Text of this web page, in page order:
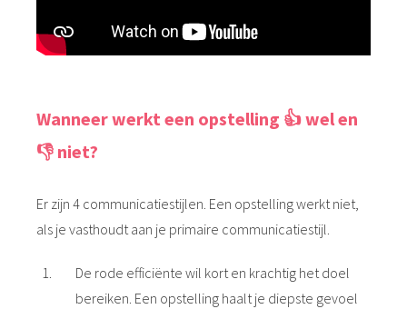
Wanneer werkt een opstelling 👍 wel en
👎 niet?
Er zijn 4 communicatiestijlen. Een opstelling werkt niet,
als je vasthoudt aan je primaire communicatiestijl.
De rode efficiënte wil kort en krachtig het doel
bereiken. Een opstelling haalt je diepste gevoel